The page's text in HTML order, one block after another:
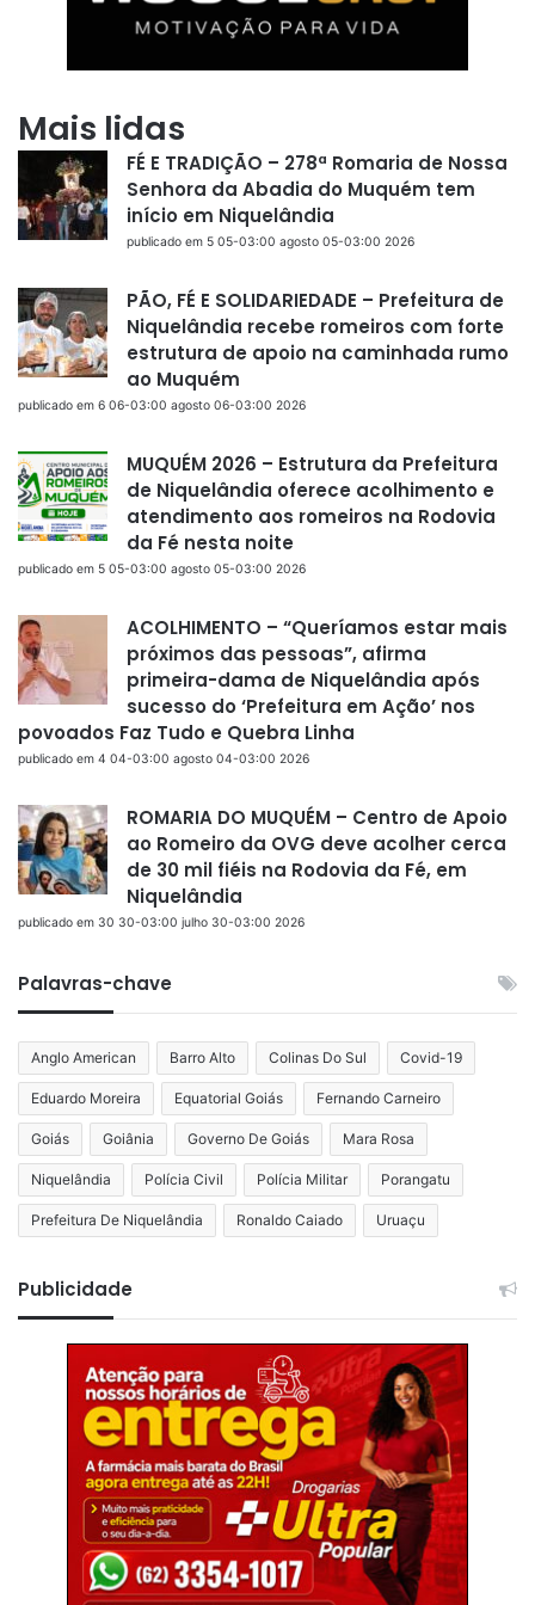
Mais lidas
FÉ E TRADIÇÃO – 278ª Romaria de Nossa
Senhora da Abadia do Muquém tem
início em Niquelândia
publicado em 5 05-03:00 agosto 05-03:00 2026
PÃO, FÉ E SOLIDARIEDADE – Prefeitura de
Niquelândia recebe romeiros com forte
estrutura de apoio na caminhada rumo
ao Muquém
publicado em 6 06-03:00 agosto 06-03:00 2026
MUQUÉM 2026 – Estrutura da Prefeitura
de Niquelândia oferece acolhimento e
atendimento aos romeiros na Rodovia
da Fé nesta noite
publicado em 5 05-03:00 agosto 05-03:00 2026
ACOLHIMENTO – “Queríamos estar mais
próximos das pessoas”, afirma
primeira-dama de Niquelândia após
sucesso do ‘Prefeitura em Ação’ nos
povoados Faz Tudo e Quebra Linha
publicado em 4 04-03:00 agosto 04-03:00 2026
ROMARIA DO MUQUÉM – Centro de Apoio
ao Romeiro da OVG deve acolher cerca
de 30 mil fiéis na Rodovia da Fé, em
Niquelândia
publicado em 30 30-03:00 julho 30-03:00 2026
Palavras-chave
Anglo American Barro Alto Colinas Do Sul Covid-19
Eduardo Moreira Equatorial Goiás Fernando Carneiro
Goiás Goiânia Governo De Goiás Mara Rosa
Niquelândia Polícia Civil Polícia Militar Porangatu
Prefeitura De Niquelândia Ronaldo Caiado Uruaçu
Publicidade